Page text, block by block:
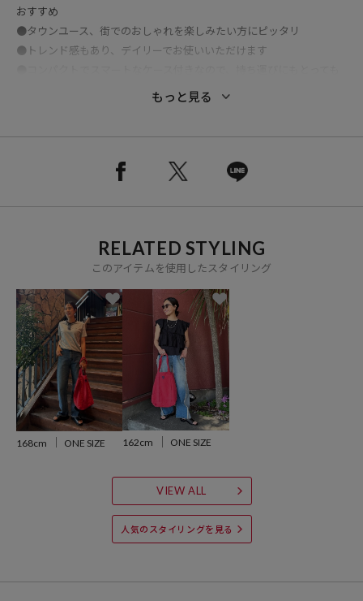
おすすめ
●タウンユース、街でのおしゃれを楽しみたい方にピッタリ
●トレンド感もあり、デイリーでお使いいただけます
異なる場合もございますので、予めご了承ください。
※着用、お取り扱いの際は、商品についている品質表示とアテンショ
参考価格
4,400円（2026年4月30日時点）
※「参考価格」とは、Daytona Parkにおける対象商品の通常販売（先
行予約・先行割引は含まれません）開始時点の価格です。
ブランド説明
もっと見る
RELATED STYLING
このアイテムを使用したスタイリング
168cm ONE SIZE 162cm ONE SIZE
VIEW ALL
人気のスタイリングを見る